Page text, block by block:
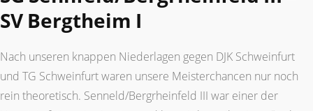
SV Bergtheim I
Nach unseren knappen Niederlagen gegen DJK Schweinfurt
und TG Schweinfurt waren unsere Meisterchancen nur noch
rein theoretisch. Senneld/Bergrheinfeld III war einer der